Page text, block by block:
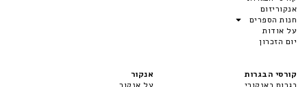
אנקוריזום
חנות הספרים
על אודות
יום הזכרון
קורסי הבגרות
אנקור